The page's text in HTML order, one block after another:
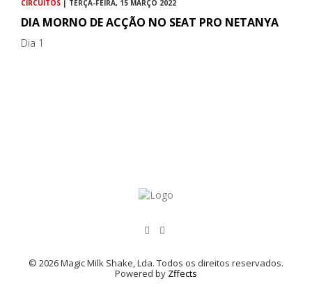
CIRCUITOS | TERÇA-FEIRA, 15 MARÇO 2022
DIA MORNO DE ACÇÃO NO SEAT PRO NETANYA
Dia 1
© 2026 Magic Milk Shake, Lda. Todos os direitos reservados.
Powered by Zffects